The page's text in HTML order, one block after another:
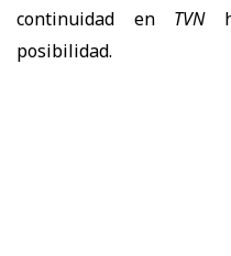
continuidad en TVN
posibilidad.